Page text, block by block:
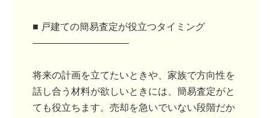
■ 戸建ての簡易査定が役立つタイミング
――――――――――
将来の計画を立てたいときや、家族で方向性を
話し合う材料が欲しいときには、簡易査定がと
ても役立ちます。売却を急いでいない段階だか